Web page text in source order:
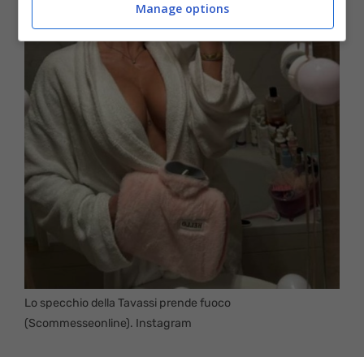
Lo specchio della Tavassi prende fuoco
(Scommesseonline). Instagram
Manage options